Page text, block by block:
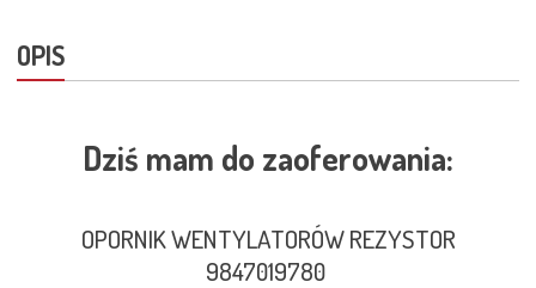
OPIS
Dziś mam do zaoferowania:
OPORNIK WENTYLATORÓW REZYSTOR
9847019780